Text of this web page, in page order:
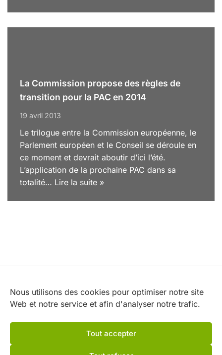
Nous utilisons des cookies pour optimiser notre site
Web et notre service et afin d'analyser notre trafic.
Tout accepter
La Commission propose des règles de
transition pour la PAC en 2014
19 avril 2013
Le trilogue entre la Commission européenne, le
Parlement européen et le Conseil se déroule en
ce moment et devrait aboutir d’ici l’été.
L’application de la prochaine PAC dans sa
totalité… Lire la suite »